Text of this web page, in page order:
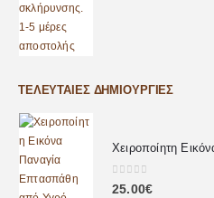
ΤΕΛΕΥΤΑΊΕΣ ΔΗΜΙΟΥΡΓΊΕΣ
0out of 5
25.00€